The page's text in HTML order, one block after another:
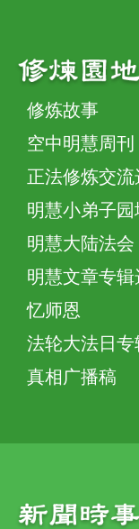
修炼故事
空中明慧周刊
正法修炼交流
明慧小弟子园
明慧大陆法会
明慧文章专辑
忆师恩
法轮大法日专
真相广播稿